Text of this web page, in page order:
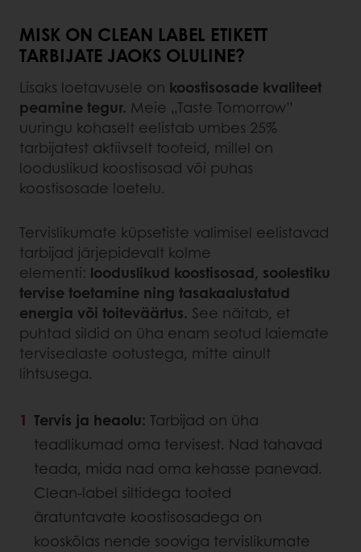
MISK ON CLEAN LABEL ETIKETT
TARBIJATE JAOKS OLULINE?
Lisaks loetavusele on koostisosade kvaliteet
peamine tegur. Meie „Taste Tomorrow”
uuringu kohaselt eelistab umbes 25%
tarbijatest aktiivselt tooteid, millel on
looduslikud koostisosad või puhas
koostisosade loetelu.
Tervislikumate küpsetiste valimisel eelistavad
tarbijad järjepidevalt kolme
elementi: looduslikud koostisosad, soolestiku
tervise toetamine ning tasakaalustatud
energia või toiteväärtus. See näitab, et
puhtad sildid on üha enam seotud laiemate
tervisealaste ootustega, mitte ainult
lihtsusega.
Tervis ja heaolu: Tarbijad on üha
teadlikumad oma tervisest. Nad tahavad
teada, mida nad oma kehasse panevad.
Clean-label siltidega tooted
äratuntavate koostisosadega on
kooskõlas nende sooviga tervislikumate